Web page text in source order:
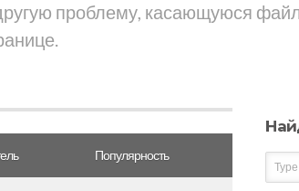
проблему, касающуюся
Популярность